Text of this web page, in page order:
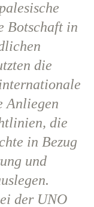
Botschaft in
die
Anliegen
die
in Bezug
und
der UNO